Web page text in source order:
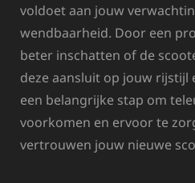
voldoet aan jouw
wendbaarheid. Door een
beter inschatten of de
deze aansluit op jouw rijstijl
een belangrijke stap om
voorkomen en ervoor te
vertrouwen jouw nieuwe